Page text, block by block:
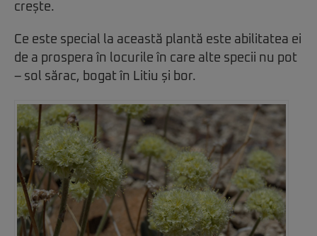
crește.
Ce este special la această plantă este abilitatea ei
de a prospera în locurile în care alte specii nu pot
– sol sărac, bogat în Litiu și bor.